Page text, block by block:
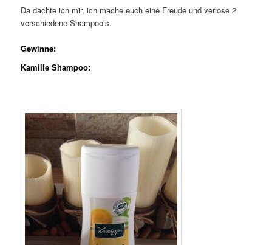
Da dachte ich mir, ich mache euch eine Freude und verlose 2
verschiedene Shampoo’s.
Gewinne:
Kamille Shampoo: